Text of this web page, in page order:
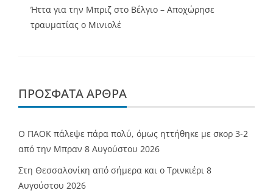
Ήττα για την Μπριζ στο Βέλγιο – Αποχώρησε
τραυματίας ο Μινιολέ
ΠΡΌΣΦΑΤΑ ΆΡΘΡΑ
Ο ΠΑΟΚ πάλεψε πάρα πολύ, όμως ηττήθηκε με σκορ 3-2
από την Μπραν 8 Αυγούστου 2026
Στη Θεσσαλονίκη από σήμερα και ο Τρινκιέρι 8
Αυγούστου 2026